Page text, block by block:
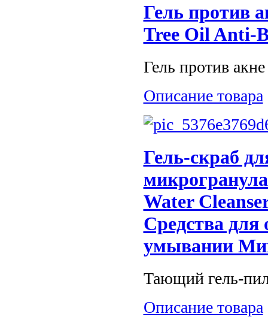
Гель против
Tree Oil Anti-
Гель против
Описание товара
Гель-скраб
Water
Средства
умывании
Тающий гель-
Описание товара